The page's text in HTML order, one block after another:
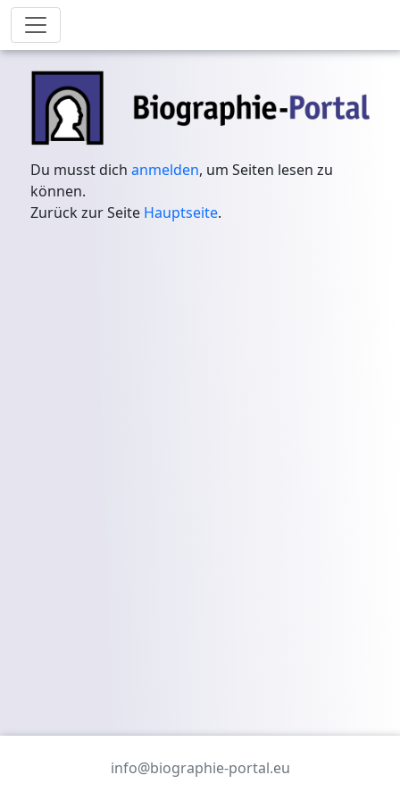
Du musst dichanmelden, um Seiten lesen zu
können.
Zurück zur Seite Hauptseite.
info@biographie-portal.eu